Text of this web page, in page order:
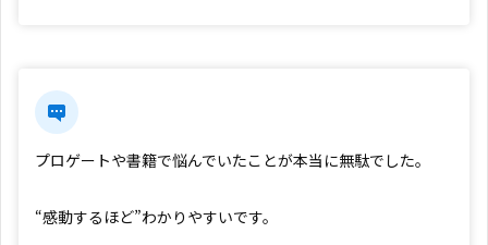
プロゲートや書籍で悩んでいたことが本当に無駄でした。
“感動するほど”わかりやすいです。